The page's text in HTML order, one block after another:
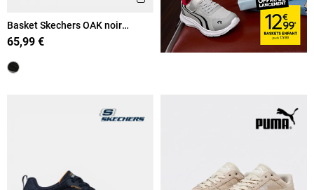
Basket Skechers OAK noir
homme (41-45)
65,99 €